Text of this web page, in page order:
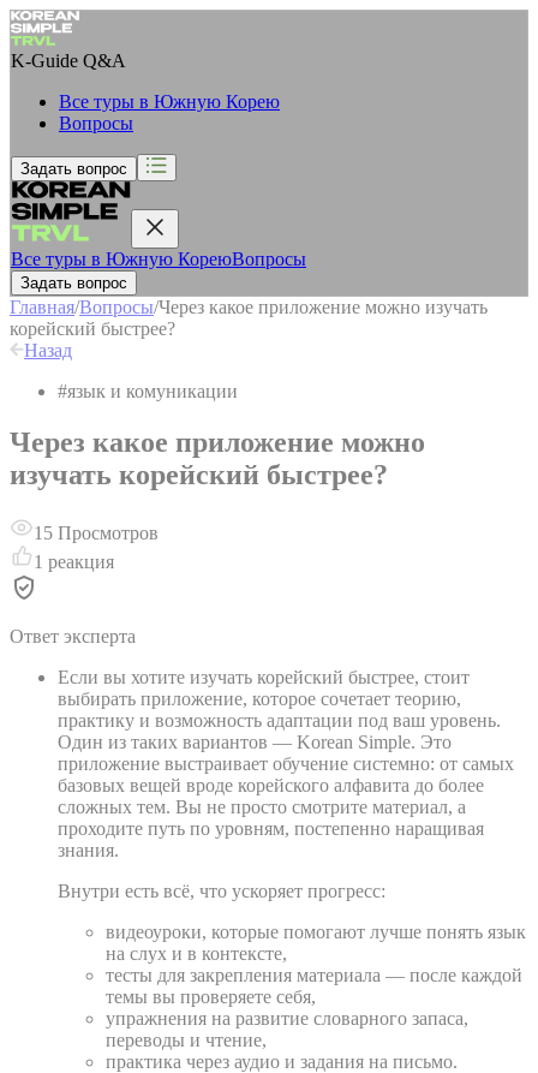
K-Guide Q&A
Все туры в Южную Корею
Вопросы
Задать вопрос
Все туры в Южную КореюВопросы
Задать вопрос
Главная/Вопросы/Через какое приложение можно изучать
корейский быстрее?
Назад
#язык и комуникации
Через какое приложение можно
изучать корейский быстрее?
15 Просмотров
1 реакция
Ответ эксперта
Если вы хотите изучать корейский быстрее, стоит
выбирать приложение, которое сочетает теорию,
практику и возможность адаптации под ваш уровень.
Один из таких вариантов — Korean Simple. Это
приложение выстраивает обучение системно: от самых
базовых вещей вроде корейского алфавита до более
сложных тем. Вы не просто смотрите материал, а
проходите путь по уровням, постепенно наращивая
знания.
Внутри есть всё, что ускоряет прогресс:
видеоуроки, которые помогают лучше понять язык
на слух и в контексте,
тесты для закрепления материала — после каждой
темы вы проверяете себя,
упражнения на развитие словарного запаса,
переводы и чтение,
практика через аудио и задания на письмо.